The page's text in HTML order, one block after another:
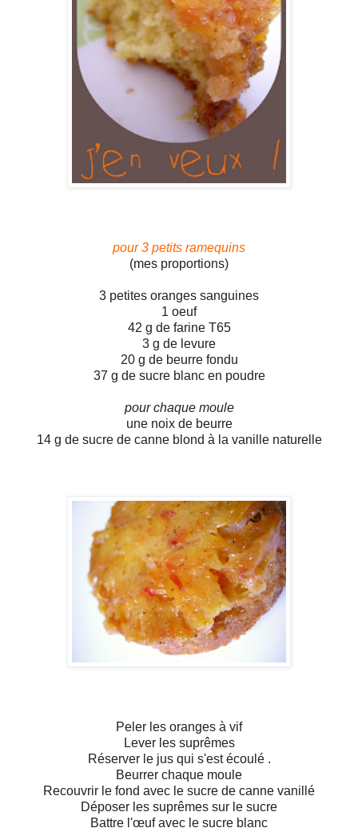
pour 3 petits ramequins
(mes proportions)
3 petites oranges sanguines
1 oeuf
42 g de farine T65
3 g de levure
20 g de beurre fondu
37 g de sucre blanc en poudre
pour chaque moule
une noix de beurre
14 g de sucre de canne blond à la vanille naturelle
Peler les oranges à vif
Lever les suprêmes
Réserver le jus qui s'est écoulé .
Beurrer chaque moule
Recouvrir le fond avec le sucre de canne vanillé
Déposer les suprêmes sur le sucre
Battre l'œuf avec le sucre blanc